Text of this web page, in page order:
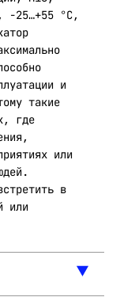
25…+55 °C,
и
такие
где
или
в
или